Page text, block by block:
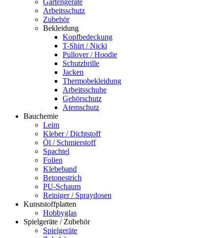
Gartengeräte
Arbeitsschutz
Zubehör
Bekleidung
Kopfbedeckung
T-Shirt / Nicki
Pullover / Hoodie
Schutzbrille
Jacken
Thermobekleidung
Arbeitsschuhe
Gehörschutz
Atemschutz
Bauchemie
Leim
Kleber / Dichtstoff
Öl / Schmierstoff
Spachtel
Folien
Klebeband
Betonestrich
PU-Schaum
Reiniger / Spraydosen
Kunststoffplatten
Hobbyglas
Spielgeräte / Zubehör
Spielgeräte